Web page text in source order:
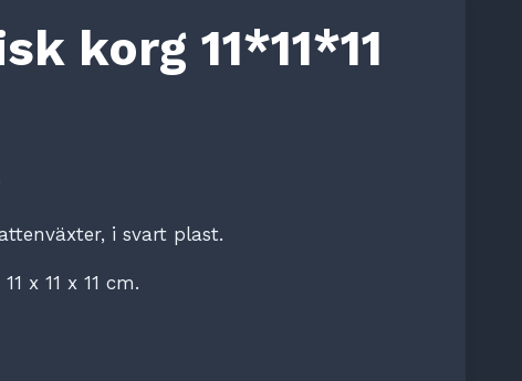
korg 11*11*11
i svart plast.
11 x 11 x 11 cm.